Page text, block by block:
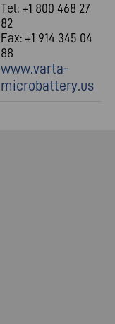
Tel: +1 800 468 27
82
Fax: +1 914 345 04
88
www.varta-
microbattery.us